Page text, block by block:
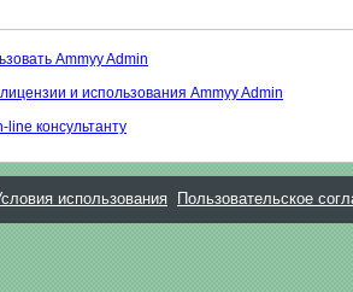
Ammyy Admin
и использования Ammyy Admin
line консультанту
использования Пользовательское